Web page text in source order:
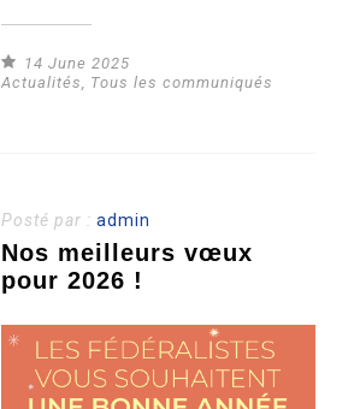
14 June 2025
Actualités
Tous les communiqués
Posté par :admin
Nos meilleurs vœux
pour 2026 !